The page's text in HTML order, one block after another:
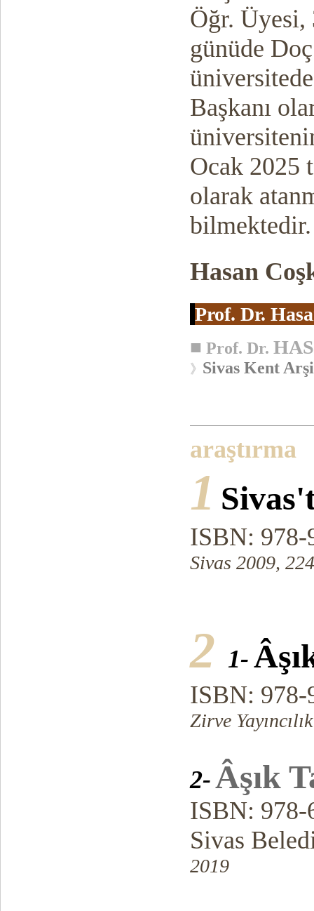
Öğr. Üyesi,
günüde
Başkanı
Ocak 2025
olarak
bilmektedir.
Hasan
Prof. Dr.
■ Prof. Dr.
》 Sivas Kent
araştırma
1
ISBN: 978-
Sivas 2009,
2 1-
ISBN: 978-
Zirve
2-Âşık
ISBN: 978-
Sivas
2019